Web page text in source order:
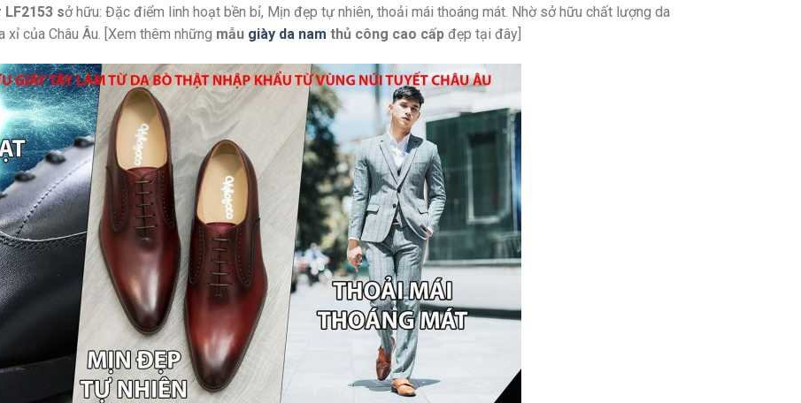
sở hữu: Đặc điểm linh hoạt bền bỉ, Mịn đẹp tự nhiên, thoải mái thoáng mát. Nhờ sở hữu chất lượng da
của Châu Âu. [Xem thêm những mẫu giày da nam thủ công cao cấp đẹp tại đây]